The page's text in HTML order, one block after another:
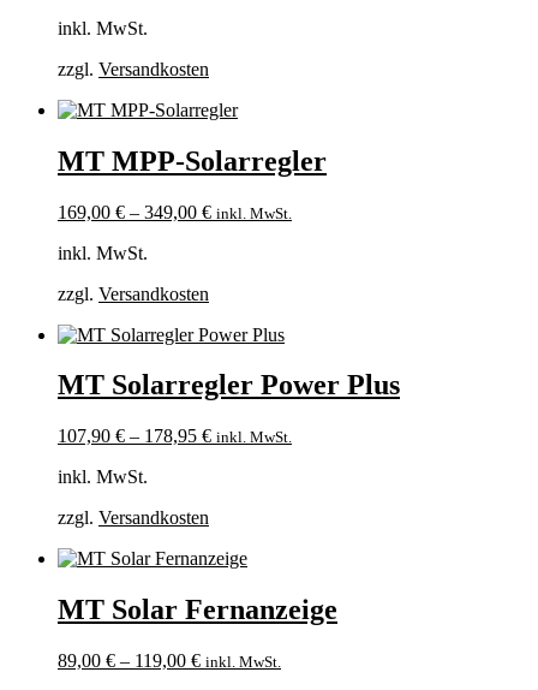
inkl. MwSt.
zzgl. Versandkosten
MT MPP-Solarregler
169,00 € – 349,00 € inkl. MwSt.
inkl. MwSt.
zzgl. Versandkosten
MT Solarregler Power Plus
107,90 € – 178,95 € inkl. MwSt.
inkl. MwSt.
zzgl. Versandkosten
MT Solar Fernanzeige
89,00 € – 119,00 € inkl. MwSt.